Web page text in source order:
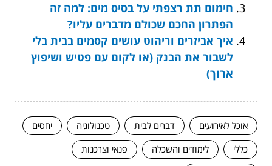
חימום תת רצפתי על בסיס מים: למה זה
הפתרון החכם שכולם מדברים עליו?
איך אביזרים וריהוט עושים קסמים בבית בלי
לשבור את הבנק (או לקום עם פטיש ושיפוץ
ארוך)
אוכל לאירועים דברים לבית טכנולוגיה
יחסים
כללי
לימודים והשכלה
פנאי וצרכנות